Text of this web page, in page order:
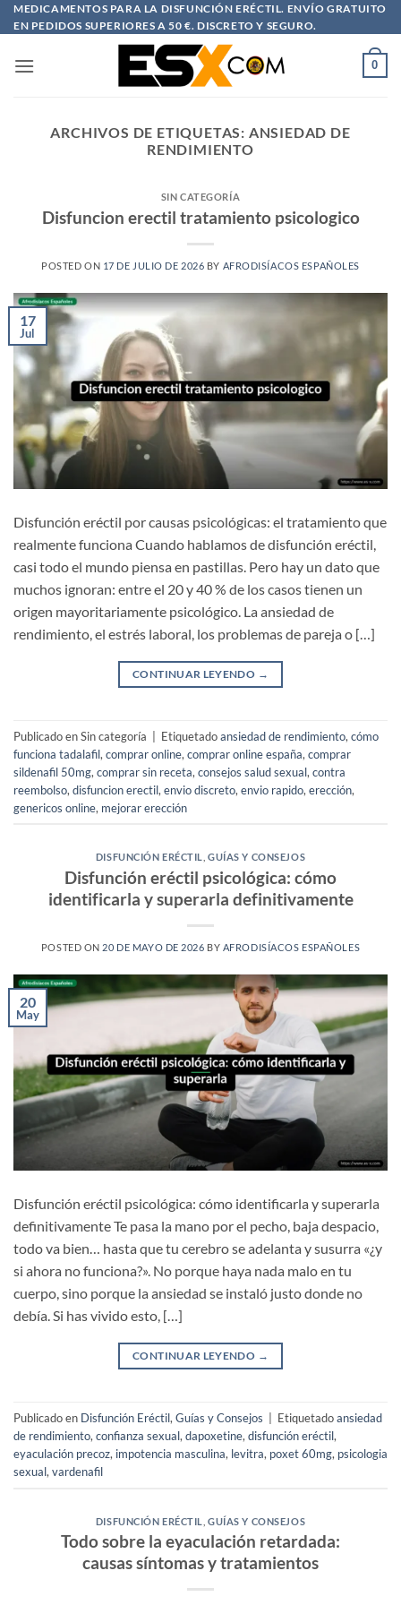
Saltar
al
MEDICAMENTOS PARA LA DISFUNCIÓN ERÉCTIL. ENVÍO GRATUITO
EN PEDIDOS SUPERIORES A 50 €. DISCRETO Y SEGURO.
0
ARCHIVOS DE ETIQUETAS: ANSIEDAD DE
RENDIMIENTO
SIN CATEGORÍA
Disfuncion erectil tratamiento psicologico
POSTED ON 17 DE JULIO DE 2026 BY AFRODISÍACOS ESPAÑOLES
17
Jul
Disfunción eréctil por causas psicológicas: el tratamiento que
realmente funciona Cuando hablamos de disfunción eréctil,
casi todo el mundo piensa en pastillas. Pero hay un dato que
muchos ignoran: entre el 20 y 40 % de los casos tienen un
origen mayoritariamente psicológico. La ansiedad de
rendimiento, el estrés laboral, los problemas de pareja o […]
CONTINUAR LEYENDO →
Publicado en Sin categoría Etiquetadoansiedad de rendimiento, cómo
funciona tadalafil, comprar online, comprar online españa, comprar
sildenafil 50mg, comprar sin receta, consejos salud sexual, contra
reembolso, disfuncion erectil, envio discreto, envio rapido, erección,
genericos online, mejorar erección
DISFUNCIÓN ERÉCTIL ,GUÍAS Y CONSEJOS
Disfunción eréctil psicológica: cómo
identificarla y superarla definitivamente
POSTED ON 20 DE MAYO DE 2026 BY AFRODISÍACOS ESPAÑOLES
20
May
Disfunción eréctil psicológica: cómo identificarla y superarla
definitivamente Te pasa la mano por el pecho, baja despacio,
todo va bien… hasta que tu cerebro se adelanta y susurra «¿y
si ahora no funciona?». No porque haya nada malo en tu
cuerpo, sino porque la ansiedad se instaló justo donde no
debía. Si has vivido esto, […]
CONTINUAR LEYENDO →
Publicado en Disfunción Eréctil, Guías y Consejos Etiquetadoansiedad
de rendimiento, confianza sexual, dapoxetine, disfunción eréctil,
eyaculación precoz, impotencia masculina, levitra, poxet 60mg, psicologia
sexual, vardenafil
DISFUNCIÓN ERÉCTIL ,GUÍAS Y CONSEJOS
Todo sobre la eyaculación retardada:
causas síntomas y tratamientos